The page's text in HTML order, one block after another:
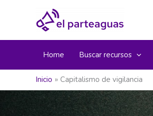
Home Buscar recursos
Inicio Capitalismo de vigilancia